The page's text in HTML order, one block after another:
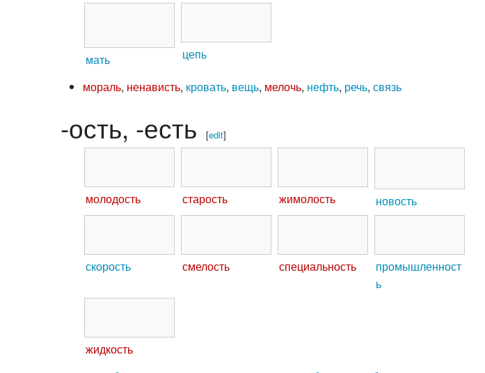
мать цепь
мораль, ненависть, кровать, вещь, мелочь, нефть, речь, связь
-ость, -есть [edit]
молодость старость жимолость новость
скорость смелость специальность
промышленност
ь
жидкость